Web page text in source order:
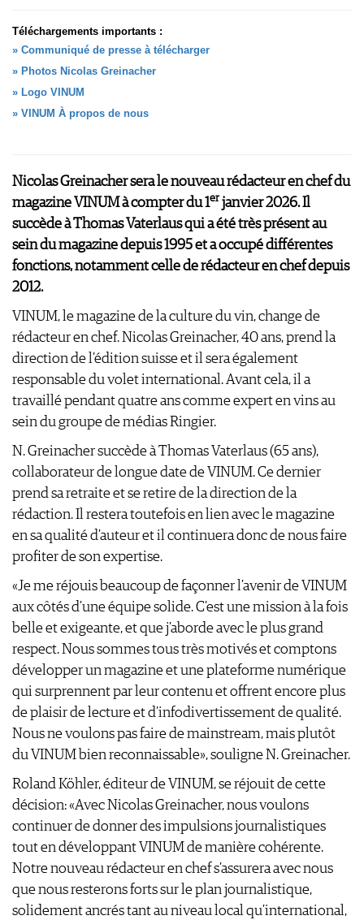
GUIDE MILLÉSIMES
ABONNER
RECHERCHE VINS
NEWSLETTER
GUIDE DU VIGNOBLE
PUBLICITÉ
PRESSE
MENTIONS LÉGALES
CGV & PROTECTION DES
DONNÉES
FAQ
Téléchargements importants :
» Communiqué de presse à télécharger
» Photos Nicolas Greinacher
» Logo VINUM
» VINUM À propos de nous
Nicolas Greinacher sera le nouveau rédacteur en chef du
magazine VINUM à compter du 1er janvier 2026. Il
succède à Thomas Vaterlaus qui a été très présent au
sein du magazine depuis 1995 et a occupé différentes
fonctions, notamment celle de rédacteur en chef depuis
2012.
VINUM, le magazine de la culture du vin, change de
rédacteur en chef. Nicolas Greinacher, 40 ans, prend la
direction de l’édition suisse et il sera également
responsable du volet international. Avant cela, il a
travaillé pendant quatre ans comme expert en vins au
sein du groupe de médias Ringier.
N. Greinacher succède à Thomas Vaterlaus (65 ans),
collaborateur de longue date de VINUM. Ce dernier
prend sa retraite et se retire de la direction de la
rédaction. Il restera toutefois en lien avec le magazine
en sa qualité d’auteur et il continuera donc de nous faire
profiter de son expertise.
«Je me réjouis beaucoup de façonner l’avenir de VINUM
aux côtés d’une équipe solide. C’est une mission à la fois
belle et exigeante, et que j’aborde avec le plus grand
respect. Nous sommes tous très motivés et comptons
développer un magazine et une plateforme numérique
qui surprennent par leur contenu et offrent encore plus
de plaisir de lecture et d’infodivertissement de qualité.
Nous ne voulons pas faire de mainstream, mais plutôt
du VINUM bien reconnaissable», souligne N. Greinacher.
Roland Köhler, éditeur de VINUM, se réjouit de cette
décision: «Avec Nicolas Greinacher, nous voulons
continuer de donner des impulsions journalistiques
tout en développant VINUM de manière cohérente.
Notre nouveau rédacteur en chef s’assurera avec nous
que nous resterons forts sur le plan journalistique,
solidement ancrés tant au niveau local qu’international,